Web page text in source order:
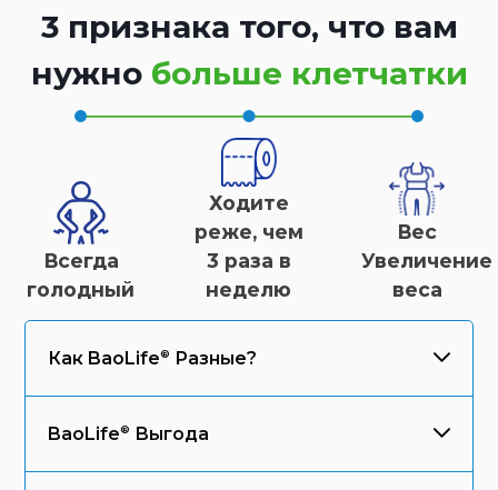
3 признака того, что вам
нужно больше клетчатки
Всегда
голодный
Ходите
реже, чем
3 раза в
неделю
Вес
Увеличение
веса
Как BaoLife Разные?
BaoLife Выгода